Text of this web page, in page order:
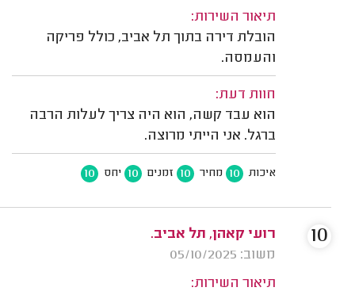
תיאור השירות:
הובלת דירה בתוך תל אביב, כולל פריקה
והעמסה.
חוות דעת:
הוא עבד קשה, הוא היה צריך לעלות הרבה
ברגל. אני הייתי מרוצה.
איכות 10 מחיר 10 זמנים 10 יחס 10
רועי קאהן, תל אביב.
משוב: 05/10/2025
תיאור השירות:
10